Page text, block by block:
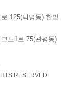
125(덕명동) 한밭
노1로 75(관평동)
RESERVED